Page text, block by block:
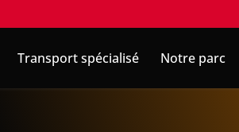
Transport spécialisé Notre parc